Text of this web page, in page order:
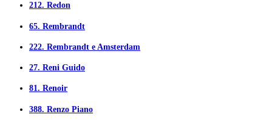
212. Redon
65. Rembrandt
222. Rembrandt e Amsterdam
27. Reni Guido
81. Renoir
388. Renzo Piano